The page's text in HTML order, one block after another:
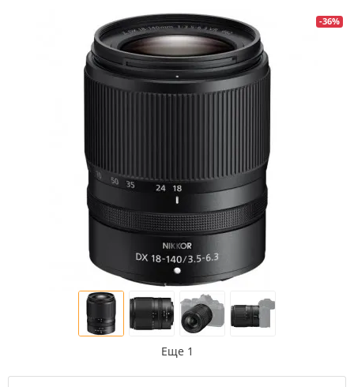
Еще 1
-36%